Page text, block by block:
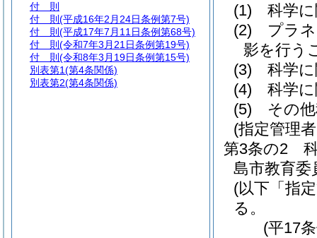
(1)
科学
(2)
プラ
影を行う
(3)
科学
(4)
科学
(5)
その
(指定管理
第3条の2
島市教育委
(以下「指
る。
(平17
付 則
付 則 (平成16年2月24日条例第7号)
付 則 (平成17年7月11日条例第68号)
付 則 (令和7年3月21日条例第19号)
付 則 (令和8年3月19日条例第15号)
別表第1(第4条関係)
別表第2(第4条関係)